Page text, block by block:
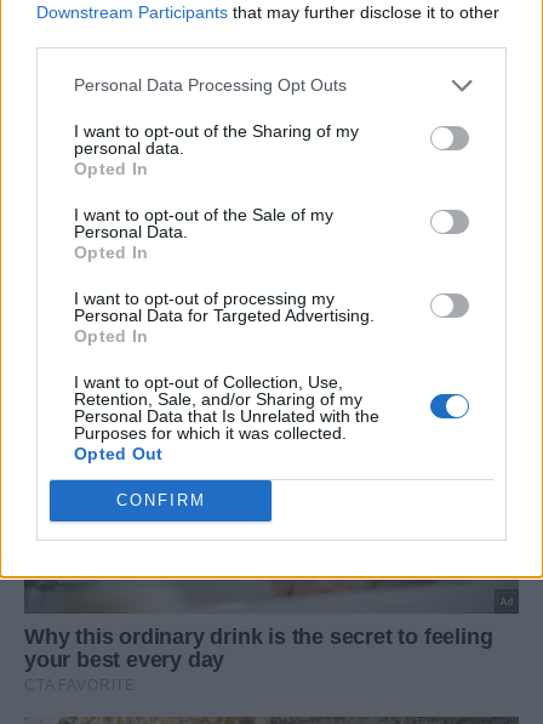
Downstream Participants that may further disclose it to other
Personal Data Processing Opt Outs
I want to opt-out of the Sharing of my
personal data.
Opted In
I want to opt-out of the Sale of my
Personal Data.
Opted In
I want to opt-out of processing my
Personal Data for Targeted Advertising.
Opted In
I want to opt-out of Collection, Use,
Retention, Sale, and/or Sharing of my
Personal Data that Is Unrelated with the
Purposes for which it was collected.
Opted Out
CONFIRM